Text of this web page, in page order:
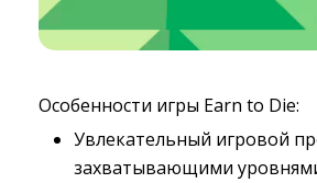
Особенности игры Earn to Die:
Увлекательный игровой
захватывающими